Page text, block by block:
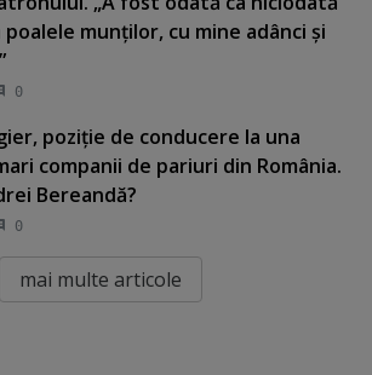
munţilor, cu mine adânci şi
0
poziţie de conducere la una
companii de pariuri din România.
Bereandă?
0
mai multe articole